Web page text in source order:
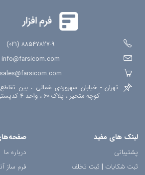
88547827-9 (021)
info@farsicom.com
sales@farsicom.com
تهران - خیابان سهروردی شمالی ، بین
کوچه متحیر ، پلاک 60 ، واحد 4 کدپستی 1559813915
لینک های مفید
پشتیبانی
ثبت شکایات | ثبت تخلف
درباره ما
فرم ساز